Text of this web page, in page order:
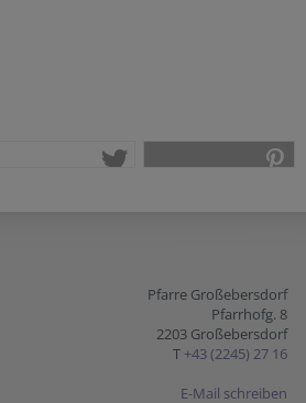
Pfarre Großebersdorf
Pfarrhofg. 8
2203 Großebersdorf
T +43 (2245) 27 16
E-Mail schreiben